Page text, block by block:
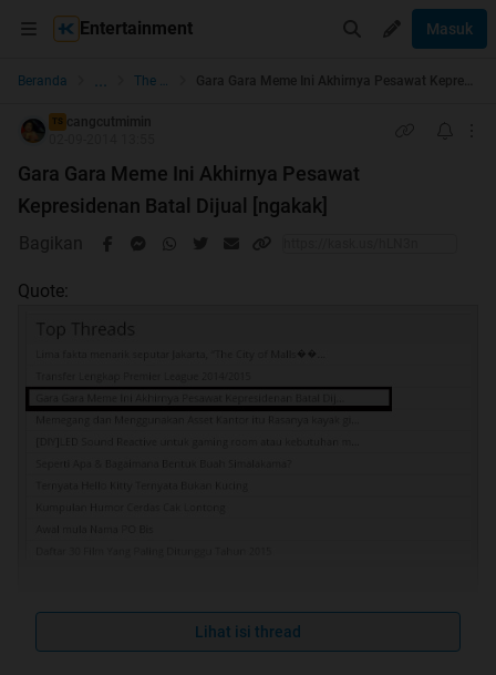
Entertainment Masuk
Beranda ... The Lounge Gara Gara Meme Ini Akhirnya Pesawat Kepresidenan Batal Dijual [ngakak]
TS cangcutmimin
Gara Gara Meme Ini Akhirnya Pesawat
Kepresidenan Batal Dijual [ngakak]
Bagikan
Quote:
Jangan pada ngiri ya trit koplak gua jadi TOP
Lihat isi thread